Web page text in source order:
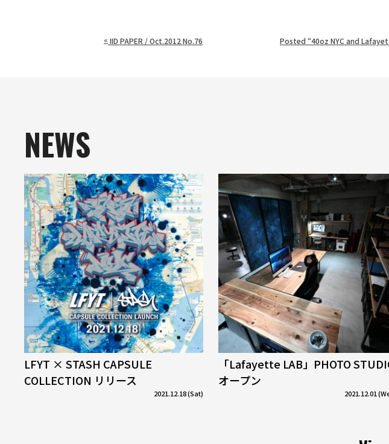
« IID PAPER / Oct.2012 No.76 Posted “40oz NYC and
NEWS
LFYT × STASH CAPSULE
COLLECTION リリース
2021.12.18 (Sat)
「Lafayette LAB」PHOTO
オープン
2021.12.01